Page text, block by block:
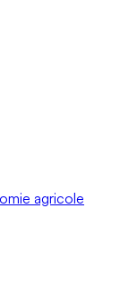
agricole